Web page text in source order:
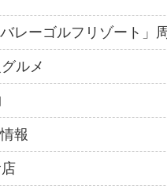
バレーゴルフリゾート」
ルメ
報